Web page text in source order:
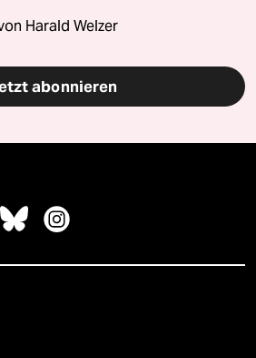
Harald Welzer
abonnieren